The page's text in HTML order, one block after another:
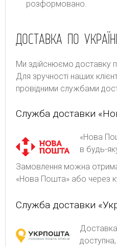
розформовано.
ДОСТАВКА ПО
Ми здійснюємо доставку
Для зручності наших
провідними службами
Служба доставки
«Нова
в будь-
Замовлення можна
«Нова Пошта» або через
Служба доставки